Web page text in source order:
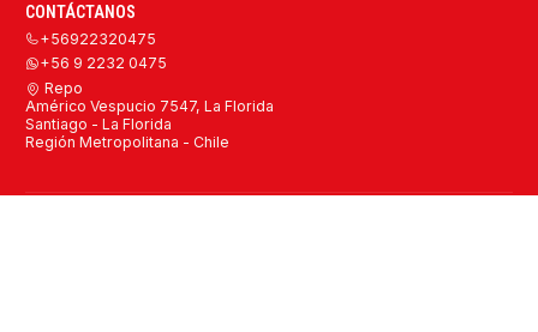
CONTÁCTANOS
+56922320475
+56 9 2232 0475
Repo
Américo Vespucio 7547, La Florida
Santiago - La Florida
Región Metropolitana - Chile